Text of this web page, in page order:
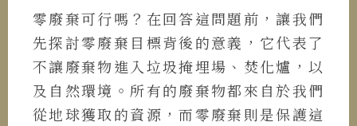
零廢棄可行嗎？在回答這問題前，讓我們
先探討零廢棄目標背後的意義，它代表了
不讓廢棄物進入垃圾掩埋場、焚化爐，以
及自然環境。所有的廢棄物都來自於我們
從地球獲取的資源，而零廢棄則是保護這